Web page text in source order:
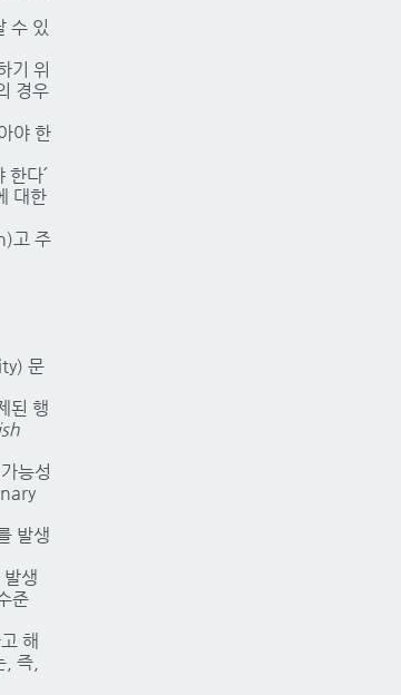
수 있
기 위
경우
야 한
한다՛
대한
고 주
문
된 행
능성
발생
생
준
해
즉,